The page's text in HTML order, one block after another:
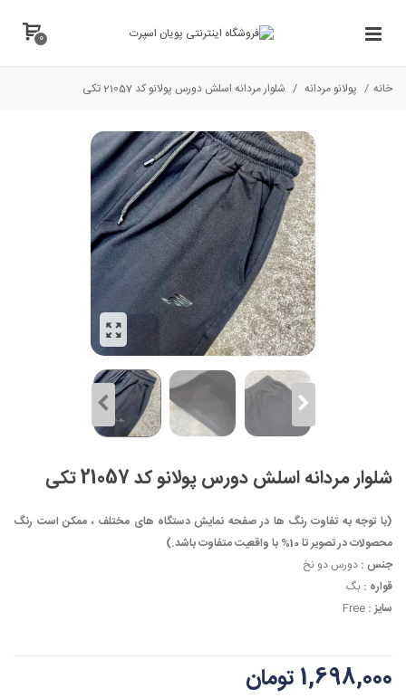
0
خانه / پولانو مردانه / شلوار مردانه اسلش دورس پولانو کد 21057 تکی
شلوار مردانه اسلش دورس پولانو کد 21057 تکی
(با توجه به تفاوت رنگ ها در صفحه نمایش دستگاه های مختلف ، ممکن است رنگ
محصولات در تصویر تا 10% با واقعیت متفاوت باشد.)
جنس : دورس دو نخ
قواره : بگ
سایز : Free
1,698,000 تومان